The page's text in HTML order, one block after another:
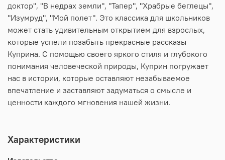
доктор", "В недрах земли", "Тапер", "Храбрые беглецы",
"Изумруд", "Мой полет". Это классика для школьников
может стать удивительным открытием для взрослых,
которые успели позабыть прекрасные рассказы
Куприна. С помощью своего яркого стиля и глубокого
понимания человеческой природы, Куприн погружает
нас в истории, которые оставляют незабываемое
впечатление и заставляют задуматься о смысле и
ценности каждого мгновения нашей жизни.
Характеристики